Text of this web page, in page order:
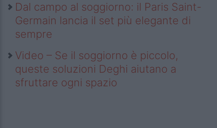
Dal campo al soggiorno: il Paris Saint-
Germain lancia il set più elegante di
sempre
Video – Se il soggiorno è piccolo,
queste soluzioni Deghi aiutano a
sfruttare ogni spazio